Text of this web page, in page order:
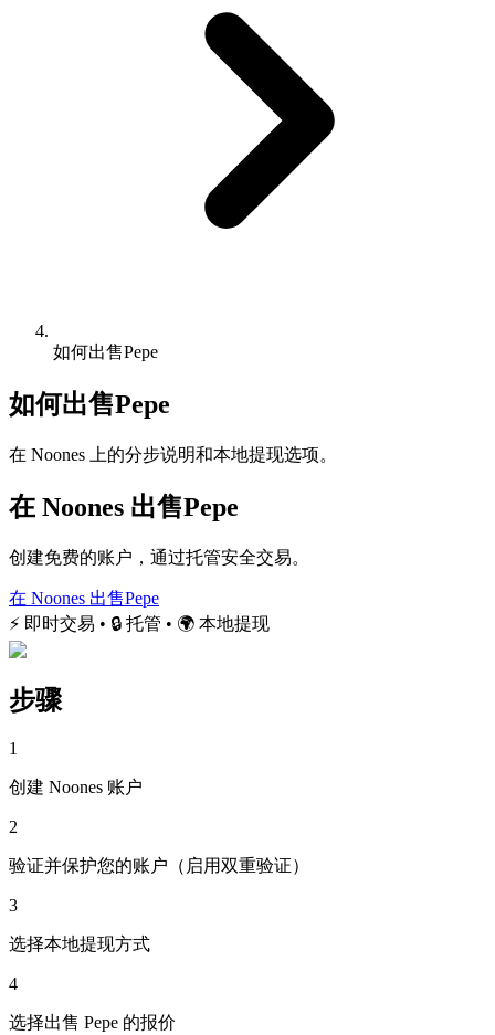
如何出售Pepe
如何出售Pepe
在 Noones 上的分步说明和本地提现选项。
在 Noones 出售Pepe
创建免费的账户，通过托管安全交易。
在 Noones 出售Pepe
⚡ 即时交易 • 🔒 托管 • 🌍 本地提现
步骤
1
创建 Noones 账户
2
验证并保护您的账户（启用双重验证）
3
选择本地提现方式
4
选择出售 Pepe 的报价